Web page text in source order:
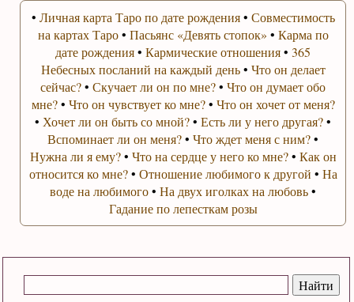
• Личная карта Таро по дате рождения• Совместимость
на картах Таро• Пасьянс «Девять стопок» • Карма по
дате рождения•Кармические отношения•365
Небесных посланий на каждый день• Что он делает
сейчас?•Скучает ли он по мне?•Что он думает обо
мне?• Что он чувствует ко мне?• Что он хочет от меня?
• Хочет ли он быть со мной?•Есть ли у него другая?•
Вспоминает ли он меня?•Что ждет меня с ним?•
Нужна ли я ему?• Что на сердце у него ко мне?• Как он
относится ко мне?• Отношение любимого к другой • На
воде на любимого•На двух иголках на любовь•
Гадание по лепесткам розы